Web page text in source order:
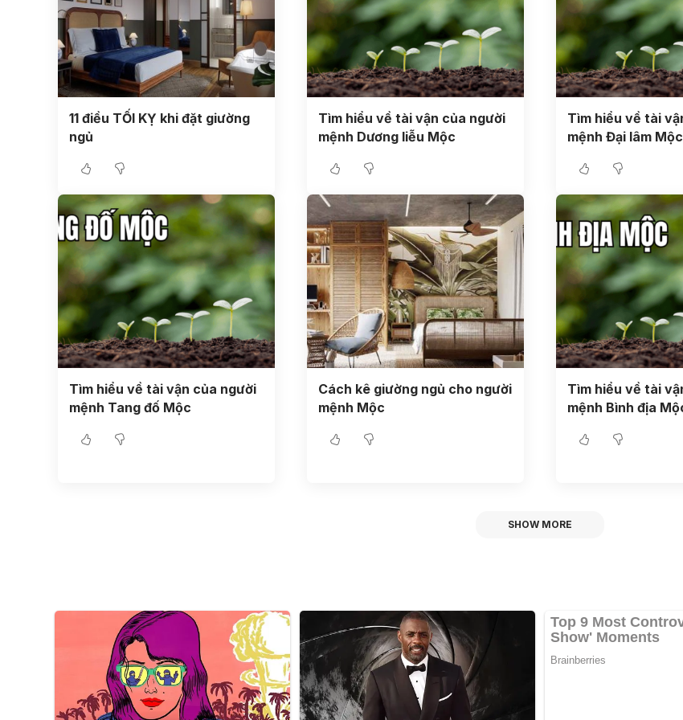
11 điều TỐI KỴ khi đặt giường
ngủ
Tìm hiểu về tài vận của người
mệnh Dương liễu Mộc
Tìm hiểu về tài
mệnh Đại lâm Mộc
Tìm hiểu về tài vận của người
mệnh Tang đố Mộc
Cách kê giường ngủ cho người
mệnh Mộc
Tìm hiểu về tài
mệnh Bình địa
SHOW MORE